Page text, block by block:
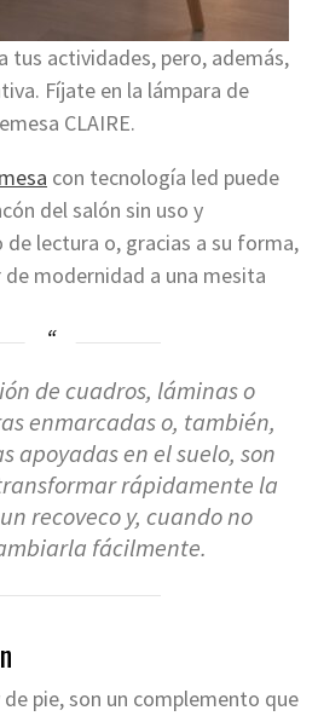
tus actividades, pero, además,
Fíjate en la lámpara de
CLAIRE.
con tecnología led puede
del salón sin uso y
lectura o, gracias a su forma,
modernidad a una mesita
de cuadros, láminas o
enmarcadas o, también,
apoyadas en el suelo, son
rápidamente la
recoveco y, cuando no
fácilmente.
de pie, son un complemento que